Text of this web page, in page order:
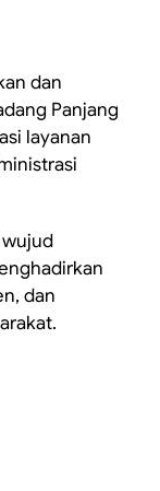
dan
Panjang
layanan
dan